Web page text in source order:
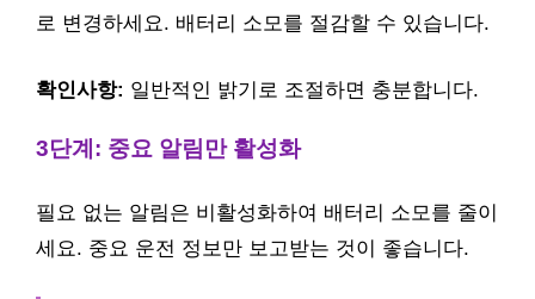
로 변경하세요. 배터리 소모를 절감할 수 있습니다.
확인사항: 일반적인 밝기로 조절하면 충분합니다.
3단계: 중요 알림만 활성화
필요 없는 알림은 비활성화하여 배터리 소모를 줄이
세요. 중요 운전 정보만 보고받는 것이 좋습니다.